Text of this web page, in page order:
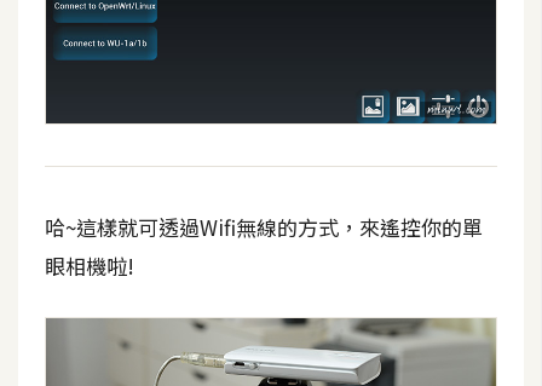
哈~這樣就可透過Wifi無線的方式，來遙控你的單
眼相機啦!